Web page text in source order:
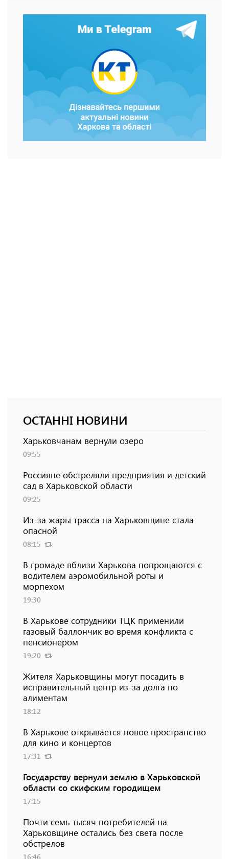
ОСТАННІ НОВИНИ
Харьковчанам вернули озеро
09:55
Россияне обстреляли предприятия и детский
сад в Харьковской области
09:25
Из-за жары трасса на Харьковщине стала
опасной
08:15
В громаде вблизи Харькова попрощаются с
водителем аэромобильной роты и
морпехом
19:30
В Харькове сотрудники ТЦК применили
газовый баллончик во время конфликта с
пенсионером
19:20
Жителя Харьковщины могут посадить в
исправительный центр из-за долга по
алиментам
18:12
В Харькове открывается новое пространство
для кино и концертов
17:31
Государству вернули землю в Харьковской
области со скифским городищем
17:15
Почти семь тысяч потребителей на
Харьковщине остались без света после
обстрелов
16:46